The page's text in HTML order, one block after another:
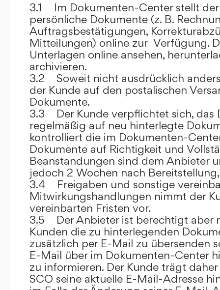
3.1 Im Dokumenten-Center stellt
persönliche Dokumente (z. B.
Auftragsbestätigungen,
Mitteilungen) online zur Verfügung.
Unterlagen online ansehen,
archivieren.
3.2 Soweit nicht ausdrücklich
der Kunde auf den postalischen
Dokumente.
3.3 Der Kunde verpflichtet sich, das
regelmäßig auf neu hinterlegte
kontrolliert die im Dokumenten-
Dokumente auf Richtigkeit und
Beanstandungen sind dem Anbieter
jedoch 2 Wochen nach
3.4 Freigaben und sonstige
Mitwirkungshandlungen nimmt der
vereinbarten Fristen vor.
3.5 Der Anbieter ist berechtigt aber
Kunden die zu hinterlegenden
zusätzlich per E-Mail zu übersenden
E-Mail über im Dokumenten-Center
zu informieren. Der Kunde trägt
SCO seine aktuelle E-Mail-Adresse